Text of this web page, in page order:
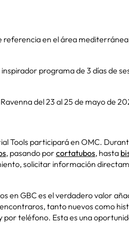
en el área
programa de 3 días de
del 23 al 25 de mayo de
Tools participará en OMC.
, pasando por cortatubos, hasta
solicitar información
en GBC es el verdadero valor
tanto nuevos como
teléfono. Esta es una